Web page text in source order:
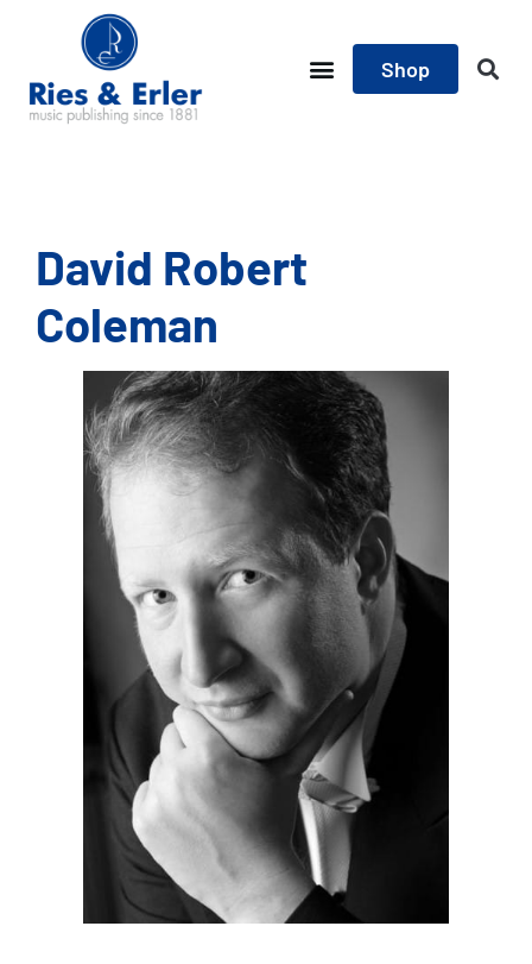
Shop
David Robert
Coleman